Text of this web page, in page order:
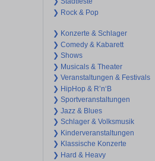
❯ Rock & Pop
❯ Konzerte & Schlager
❯ Comedy & Kabarett
❯ Shows
❯ Musicals & Theater
❯ Veranstaltungen & Festivals
❯ HipHop & R’n‘B
❯ Sportveranstaltungen
❯ Jazz & Blues
❯ Schlager & Volksmusik
❯ Kinderveranstaltungen
❯ Klassische Konzerte
❯ Hard & Heavy